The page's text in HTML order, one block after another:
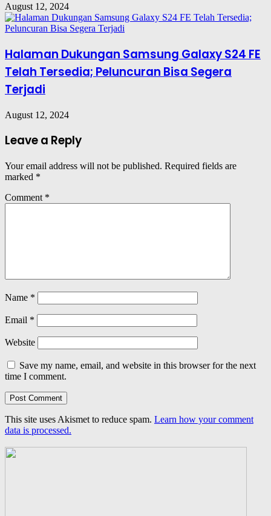
August 12, 2024
Halaman Dukungan Samsung Galaxy S24 FE
Telah Tersedia; Peluncuran Bisa Segera
Terjadi
August 12, 2024
Leave a Reply
Your email address will not be published. Required fields are
marked *
Comment *
Name *
Email *
Website
Save my name, email, and website in this browser for the next
time I comment.
This site uses Akismet to reduce spam. Learn how your comment
data is processed.